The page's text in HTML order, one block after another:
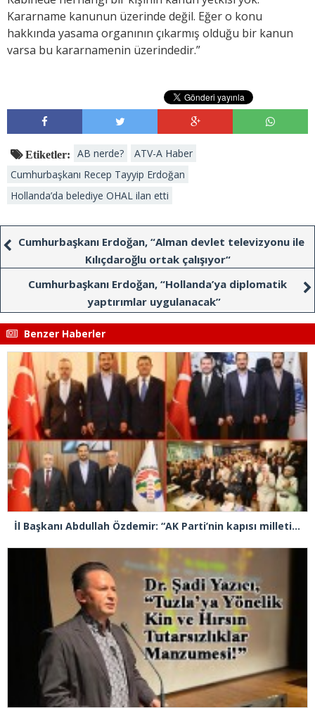
Kararname kanunun üzerinde değil. Eğer o konu
hakkında yasama organının çıkarmış olduğu bir kanun
varsa bu kararnamenin üzerindedir.”
Etiketler: AB nerde?
ATV-A Haber
Cumhurbaşkanı Recep Tayyip Erdoğan
Hollanda’da belediye OHAL ilan etti
Cumhurbaşkanı Erdoğan, “Alman devlet televizyonu ile
Kılıçdaroğlu ortak çalışıyor“
Cumhurbaşkanı Erdoğan, “Hollanda’ya diplomatik
yaptırımlar uygulanacak”
Benzer Haberler
İl Başkanı Abdullah Özdemir: “AK Parti’nin kapısı milletine hizmet etmek isteyen herkese açıktır”